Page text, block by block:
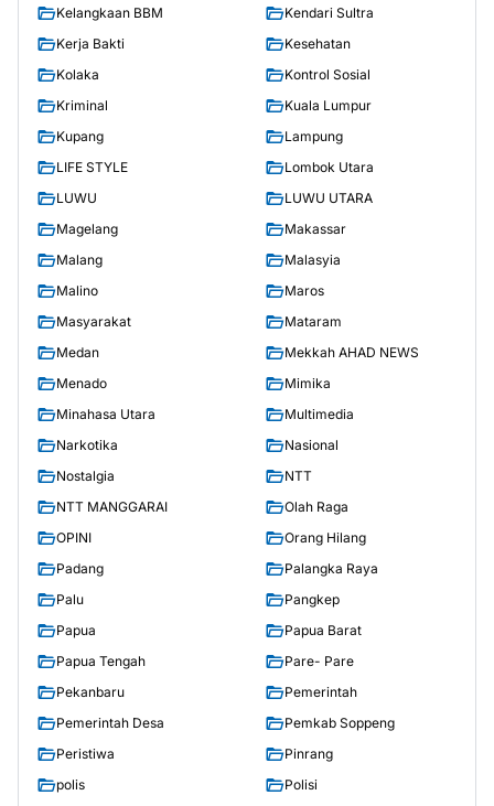
Kelangkaan BBM
Kendari Sultra
Kerja Bakti
Kesehatan
Kolaka
Kontrol Sosial
Kriminal
Kuala Lumpur
Kupang
Lampung
LIFE STYLE
Lombok Utara
LUWU
LUWU UTARA
Magelang
Makassar
Malang
Malasyia
Malino
Maros
Masyarakat
Mataram
Medan
Mekkah AHAD NEWS
Menado
Mimika
Minahasa Utara
Multimedia
Narkotika
Nasional
Nostalgia
NTT
NTT MANGGARAI
Olah Raga
OPINI
Orang Hilang
Padang
Palangka Raya
Palu
Pangkep
Papua
Papua Barat
Papua Tengah
Pare- Pare
Pekanbaru
Pemerintah
Pemerintah Desa
Pemkab Soppeng
Peristiwa
Pinrang
polis
Polisi